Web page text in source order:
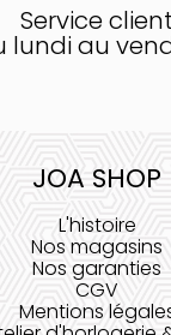
Service client
lundi au
JOA SHOP
L'histoire
Nos magasins
Nos garanties
CGV
Mentions